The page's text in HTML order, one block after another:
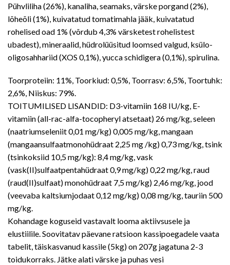
Pühvliliha (26%), kanaliha, seamaks, värske porgand (2%),
lõheõli (1%), kuivatatud tomatimahla jääk, kuivatatud
rohelised oad 1% (võrdub 4,3% värsketest rohelistest
ubadest), mineraalid, hüdrolüüsitud loomsed valgud, ksülo-
oligosahhariid (XOS 0,1%), yucca schidigera (0,1%), spirulina.
Toorproteiin: 11%, Toorkiud: 0,5%, Toorrasv: 6,5%, Toortuhk:
2,6%, Niiskus: 79%.
TOITUMILISED LISANDID: D3-vitamiin 168 IU/kg, E-
vitamiin (all-rac-alfa-tocopheryl atsetaat) 26 mg/kg, seleen
(naatriumseleniit 0,01 mg/kg) 0,005 mg/kg, mangaan
(mangaansulfaatmonohüdraat 2,25 mg /kg) 0,73 mg/kg, tsink
(tsinkoksiid 10,5 mg/kg): 8,4 mg/kg, vask
(vask(II)sulfaatpentahüdraat 0,9 mg/kg) 0,22 mg/kg, raud
(raud(II)sulfaat) monohüdraat 7,5 mg/kg) 2,46 mg/kg, jood
(veevaba kaltsiumjodaat 0,12 mg/kg) 0,08 mg/kg, tauriin 500
mg/kg.
Kohandage koguseid vastavalt looma aktiivsusele ja
elustiilile. Soovitatav päevane ratsioon kassipoegadele vaata
tabelit, täiskasvanud kassile (5kg) on ​​207g jagatuna 2-3
toidukorraks. Jätke alati värske ja puhas vesi